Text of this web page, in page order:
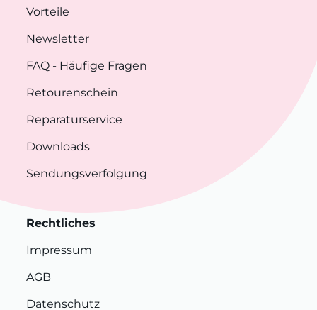
Vorteile
Newsletter
FAQ - Häufige Fragen
Retourenschein
Reparaturservice
Downloads
Sendungsverfolgung
Rechtliches
Impressum
AGB
Datenschutz